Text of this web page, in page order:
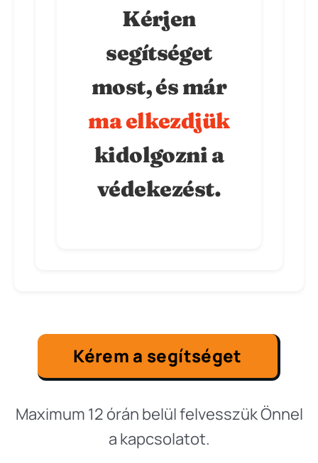
Kérjen
segítséget
most, és már
ma elkezdjük
kidolgozni a
védekezést.
Kérem a segítséget
Maximum 12 órán belül felvesszük Önnel
a kapcsolatot.